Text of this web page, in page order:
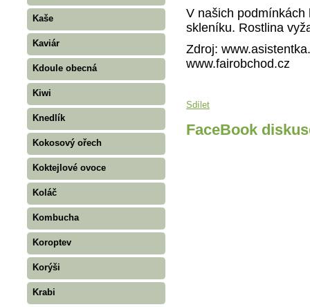
Kaše
Kaviár
Kdoule obecná
Kiwi
Knedlík
Kokosový ořech
Koktejlové ovoce
Koláč
Kombucha
Koroptev
Korýši
Krabi
V našich podmínkách
skleníku. Rostlina
Zdroj:
www.fairobchod.cz
Sdílet
FaceBook